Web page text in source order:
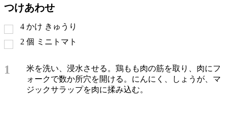
つけあわせ
4 かけ きゅうり
2 個 ミニトマト
1
米を洗い、浸水させる。鶏もも肉の筋を取り、肉にフ
ォークで数か所穴を開ける。にんにく、しょうが、マ
ジックサラップを肉に揉み込む。